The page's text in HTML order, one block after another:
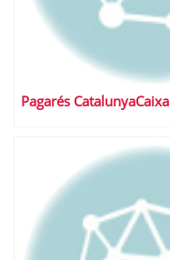
Pagarés CatalunyaCaixa